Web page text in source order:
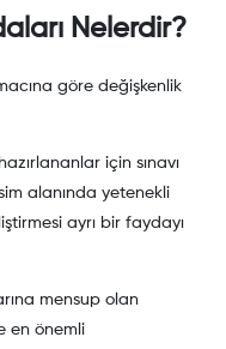
Nelerdir?
göre değişkenlik
için sınavı
alanında yetenekli
ayrı bir faydayı
mensup olan
en önemli